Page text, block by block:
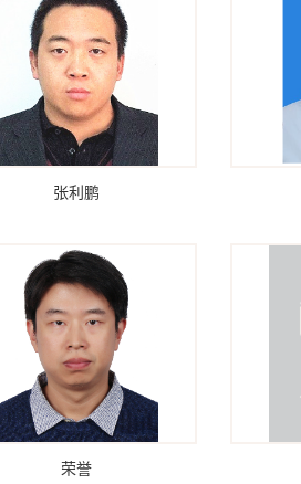
张利鹏
荣誉